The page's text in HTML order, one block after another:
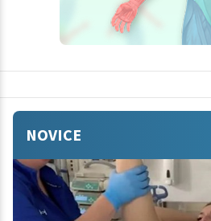
NOVICE